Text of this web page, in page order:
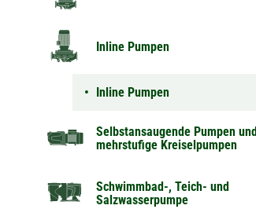
Inline Pumpen
Inline Pumpen
Selbstansaugende Pumpen und
mehrstufige Kreiselpumpen
Schwimmbad-, Teich- und
Salzwasserpumpe